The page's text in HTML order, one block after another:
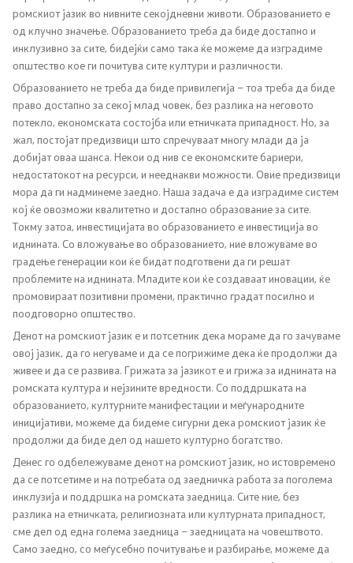
Отворена Влада
Отчетност
Финансии
Сервисни информации
Антикорупција
Организација и систематизација
Регулатива
Отворени податоци
Контакт
Контакт
Изјава за пристапност
Со еден клик до сите услуги
ромскиот јазик во нивните секојдневни животи. Образованието е
од клучно значење. Образованието треба да биде достапно и
инклузивно за сите, бидејќи само така ќе можеме да изградиме
општество кое ги почитува сите култури и различности.
Образованието не треба да биде привилегија – тоа треба да биде
право достапно за секој млад човек, без разлика на неговото
потекло, економската состојба или етничката припадност. Но, за
жал, постојат предизвици што спречуваат многу млади да ја
добијат оваа шанса. Некои од нив се економските бариери,
недостатокот на ресурси, и нееднакви можности. Овие предизвици
мора да ги надминеме заедно. Наша задача е да изградиме систем
кој ќе овозможи квалитетно и достапно образование за сите.
Токму затоа, инвестицијата во образованието е инвестиција во
иднината. Со вложување во образованието, ние вложуваме во
градење генерации кои ќе бидат подготвени да ги решат
проблемите на иднината. Младите кои ќе создаваат иновации, ќе
промовираат позитивни промени, практично градат посилно и
поодговорно општество.
Денот на ромскиот јазик е и потсетник дека мораме да го зачуваме
овој јазик, да го негуваме и да се погрижиме дека ќе продолжи да
живее и да се развива. Грижата за јазикот е и грижа за иднината на
ромската култура и нејзините вредности. Со поддршката на
образованието, културните манифестации и меѓународните
иницијативи, можеме да бидеме сигурни дека ромскиот јазик ќе
продолжи да биде дел од нашето културно богатство.
Денес го одбележуваме денот на ромскиот јазик, но истовремено
да се потсетиме и на потребата од заедничка работа за поголема
инклузија и поддршка на ромската заедница. Сите ние, без
разлика на етничката, религиозната или културната припадност,
сме дел од една голема заедница – заедницата на човештвото.
Само заедно, со меѓусебно почитување и разбирање, можеме да